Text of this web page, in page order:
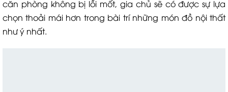
căn phòng không bị lỗi mốt, gia chủ sẽ có được sự lựa
chọn thoải mái hơn trong bài trí những món đồ nội thất
như ý nhất.